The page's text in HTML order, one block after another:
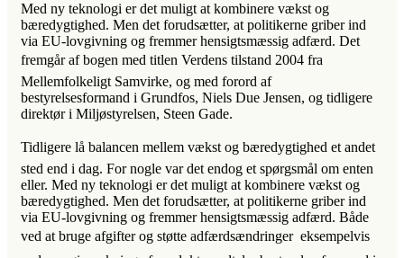
Med ny teknologi er det muligt at kombinere vækst og
bæredygtighed. Men det forudsætter, at politikerne griber ind
via EU-lovgivning og fremmer hensigtsmæssig adfærd. Det
fremgår af bogen med titlen Verdens tilstand 2004 fra
Mellemfolkeligt Samvirke, og med forord af
bestyrelsesformand i Grundfos, Niels Due Jensen, og tidligere
direktør i Miljøstyrelsen, Steen Gade.
Tidligere lå balancen mellem vækst og bæredygtighed et andet
sted end i dag. For nogle var det endog et spørgsmål om enten
eller. Med ny teknologi er det muligt at kombinere vækst og
bæredygtighed. Men det forudsætter, at politikerne griber ind
via EU-lovgivning og fremmer hensigtsmæssig adfærd. Både
ved at bruge afgifter og støtte adfærdsændringer  eksempelvis